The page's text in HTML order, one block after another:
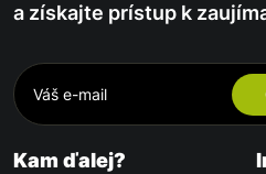
a získajte prístup k
Kam ďalej?